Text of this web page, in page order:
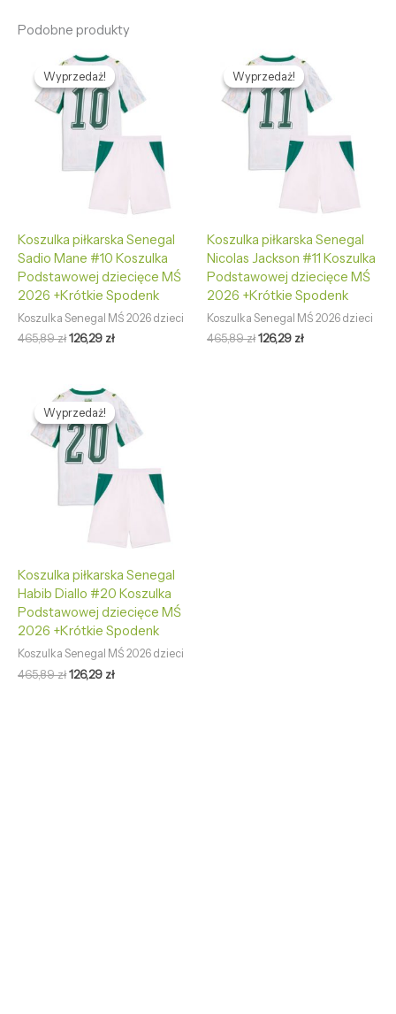
Podobne produkty
Wyprzedaż!
Wyprzedaż!
Koszulka piłkarska Senegal
Sadio Mane #10 Koszulka
Podstawowej dziecięce MŚ
2026 +Krótkie Spodenk
Koszulka Senegal MŚ 2026 dzieci
465,89zł
Pierwotna
cena
wynosiła:
465,89 zł.
126,29 zł
cena
wynosi:
126,29 zł.
Wyprzedaż!
Wyprzedaż!
Koszulka piłkarska Senegal
Nicolas Jackson #11 Koszulka
Podstawowej dziecięce MŚ
2026 +Krótkie Spodenk
Koszulka Senegal MŚ 2026 dzieci
465,89zł
Pierwotna
cena
wynosiła:
465,89 zł.
126,29 zł
cena
wynosi:
126,29 zł.
Wyprzedaż!
Wyprzedaż!
Koszulka piłkarska Senegal
Habib Diallo #20 Koszulka
Podstawowej dziecięce MŚ
2026 +Krótkie Spodenk
Koszulka Senegal MŚ 2026 dzieci
465,89zł
Pierwotna
cena
wynosiła:
465,89 zł.
126,29 zł
Aktualna
cena
wynosi:
126,29 zł.